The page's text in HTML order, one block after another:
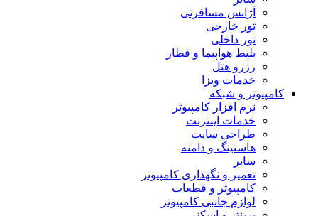
آژانس مسافرتی
تور خارجی
تور داخلی
بلیط هواپیما و قطار
رزرو هتل
خدمات ویزا
کامپیوتر و شبکه
نرم افزار کامپیوتر
خدمات اینترنت
طراحی سایت
هاستینگ و دامنه
سایر
تعمیر و نگهداری کامپیوتر
کامپیوتر و قطعات
لوازم جانبی کامپیوتر